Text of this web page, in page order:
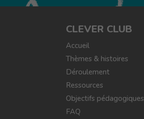
CLEVER CLUB
Accueil
Thèmes & histoires
Déroulement
Ressources
Objectifs pédagogiques
FAQ